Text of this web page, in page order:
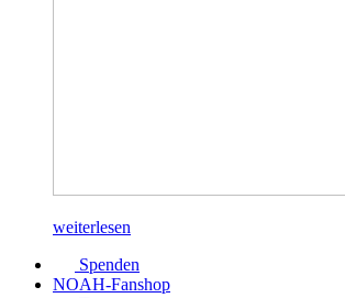
weiterlesen
Spenden
NOAH-Fanshop